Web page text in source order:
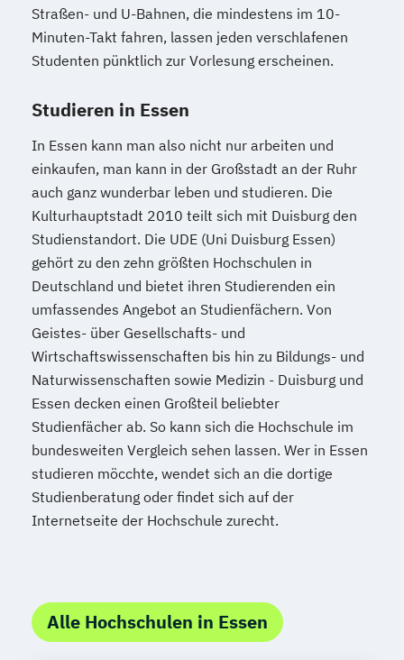
Straßen- und U-Bahnen, die mindestens im 10-
Minuten-Takt fahren, lassen jeden verschlafenen
Studenten pünktlich zur Vorlesung erscheinen.
Studieren in Essen
In Essen kann man also nicht nur arbeiten und
einkaufen, man kann in der Großstadt an der Ruhr
auch ganz wunderbar leben und studieren. Die
Kulturhauptstadt 2010 teilt sich mit Duisburg den
Studienstandort. Die UDE (Uni Duisburg Essen)
gehört zu den zehn größten Hochschulen in
Deutschland und bietet ihren Studierenden ein
umfassendes Angebot an Studienfächern. Von
Geistes- über Gesellschafts- und
Wirtschaftswissenschaften bis hin zu Bildungs- und
Naturwissenschaften sowie Medizin - Duisburg und
Essen decken einen Großteil beliebter
Studienfächer ab. So kann sich die Hochschule im
bundesweiten Vergleich sehen lassen. Wer in Essen
studieren möcchte, wendet sich an die dortige
Studienberatung oder findet sich auf der
Internetseite der Hochschule zurecht.
Alle Hochschulen in Essen